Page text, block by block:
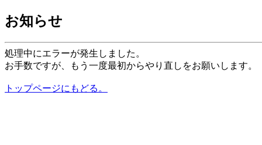
お知らせ
処理中にエラーが発生しました。
お手数ですが、もう一度最初からやり直しをお願いします。
トップページにもどる。